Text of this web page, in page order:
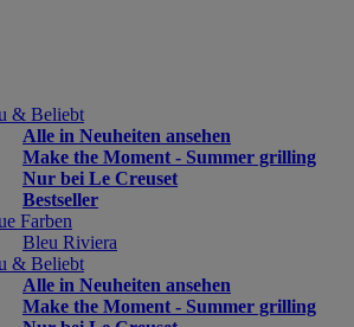
& Beliebt
Alle in Neuheiten ansehen
Make the Moment - Summer grilling
Nur bei Le Creuset
Bestseller
Farben
Bleu Riviera
& Beliebt
Alle in Neuheiten ansehen
Make the Moment - Summer grilling